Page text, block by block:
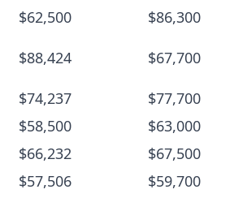
$62,500
$86,300
$88,424 $67,700
$74,237
$77,700
$58,500
$63,000
$66,232
$67,500
$57,506
$59,700